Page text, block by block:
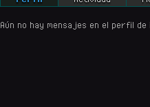
Aún no hay mensajes en el perfil de